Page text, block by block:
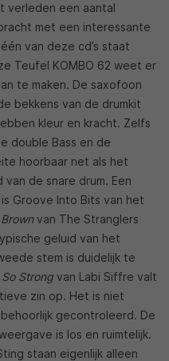
verleden een aantal
met een interessante
van deze cd’s staat
Teufel KOMBO 62 weet er
te maken. De saxofoon
bekkens van de drumkit
kleur en kracht. Zelfs
double Bass en de
hoorbaar net als het
de snare drum. Een
Groove Into Bits van het
van The Stranglers
geluid van het
stem is duidelijk te
So Strong van Labi Siffre valt
zin op. Het is niet
gecontroleerd. De
is los en ruimtelijk.
staan eigenlijk alleen